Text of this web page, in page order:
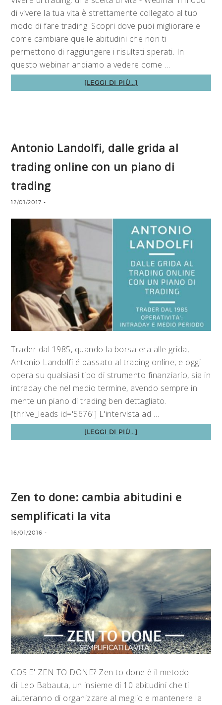
di vivere la tua vita è strettamente collegato al tuo
modo di fare trading. Scopri dove puoi migliorare e
come cambiare quelle abitudini che non ti
permettono di raggiungere i risultati sperati. In
questo webinar andiamo a vedere come …
[LEGGI DI PIÙ...]
Antonio Landolfi, dalle grida al
trading online con un piano di
trading
12/01/2017 -
Trader dal 1985, quando la borsa era alle grida,
Antonio Landolfi é passato al trading online, e oggi
opera su qualsiasi tipo di strumento finanziario, sia in
intraday che nel medio termine, avendo sempre in
mente un piano di trading ben dettagliato.
[thrive_leads id='5676'] L'intervista ad …
[LEGGI DI PIÙ...]
Zen to done: cambia abitudini e
semplificati la vita
16/01/2016 -
COS'E' ZEN TO DONE? Zen to done è il metodo
di Leo Babauta, un insieme di 10 abitudini che ti
aiuteranno di organizzare al meglio e mantenere la